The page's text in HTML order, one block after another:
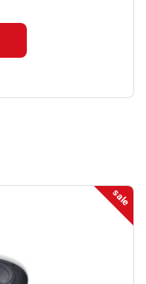
sale